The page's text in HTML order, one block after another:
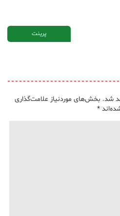
پرینت
شد. بخش‌های موردنیاز علامت‌گذاری
*